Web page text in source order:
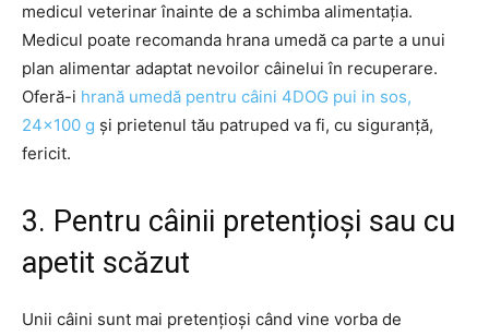
medicul veterinar înainte de a schimba alimentația.
Medicul poate recomanda hrana umedă ca parte a unui
plan alimentar adaptat nevoilor câinelui în recuperare.
Oferă-i hrană umedă pentru câini 4DOG pui in sos,
24×100 g și prietenul tău patruped va fi, cu siguranță,
fericit.
3. Pentru câinii pretențioși sau cu
apetit scăzut
Unii câini sunt mai pretențioși când vine vorba de